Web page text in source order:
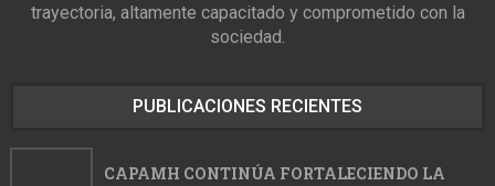
trayectoria, altamente capacitado y comprometido con la
sociedad.
PUBLICACIONES RECIENTES
CAPAMH CONTINÚA FORTALECIENDO LA